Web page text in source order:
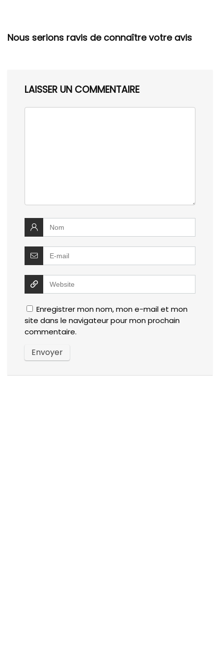
Nous serions ravis de connaître votre avis
LAISSER UN COMMENTAIRE
Enregistrer mon nom, mon e-mail et mon
site dans le navigateur pour mon prochain
commentaire.